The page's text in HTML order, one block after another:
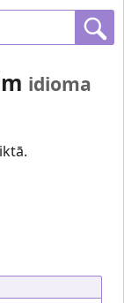
idioma